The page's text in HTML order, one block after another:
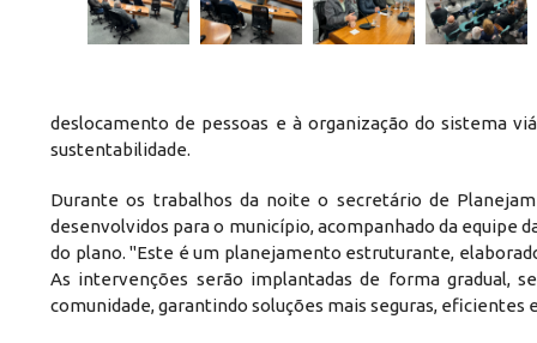
deslocamento de pessoas e à organização do sistema
sustentabilidade.
Durante os trabalhos da noite o secretário de
desenvolvidos para o município, acompanhado da equipe
do plano. "Este é um planejamento estruturante,
As intervenções serão implantadas de forma gradual,
comunidade, garantindo soluções mais seguras,